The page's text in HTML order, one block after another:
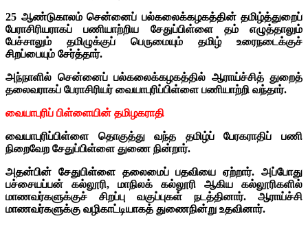
25 ஆண்டுகாலம் சென்னைப் பல்கலைக்கழகத்தின் தமிழ்த்துறைப்
பேராசிரியராகப் பணியாற்றிய சேதுப்பிள்ளை தம் எழுத்தாலும்
பேச்சாலும் தமிழுக்குப் பெருமையும் தமிழ் உரைநடைக்குச்
சிறப்பையும் சேர்த்தார்.
அந்நாளில் சென்னைப் பல்கலைக்கழகத்தில் ஆராய்ச்சித் துறைத்
தலைவராகப் பேராசிரியர் வையாபுரிப்பிள்ளை பணியாற்றி வந்தார்.
வையாபுரிப் பிள்ளையின் தமிழகராதி
வையாபுரிப்பிள்ளை தொகுத்து வந்த தமிழ்ப் பேரகராதிப் பணி
நிறைவேற சேதுப்பிள்ளை துணை நின்றார்.
அதன்பின் சேதுபிள்ளை தலைமைப் பதவியை ஏற்றார். அப்போது
பச்சையப்பன் கல்லூரி, மாநிலக் கல்லூரி ஆகிய கல்லூரிகளில்
மாணவர்களுக்குச் சிறப்பு வகுப்புகள் நடத்தினார். ஆராய்ச்சி
மாணவர்களுக்கு வழிகாட்டியாகத் துணைநின்று உதவினார்.